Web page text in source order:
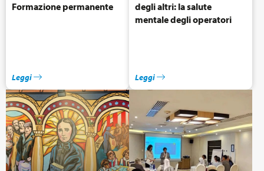
Formazione permanente
Leggi
degli altri: la salute
mentale degli operatori
Leggi